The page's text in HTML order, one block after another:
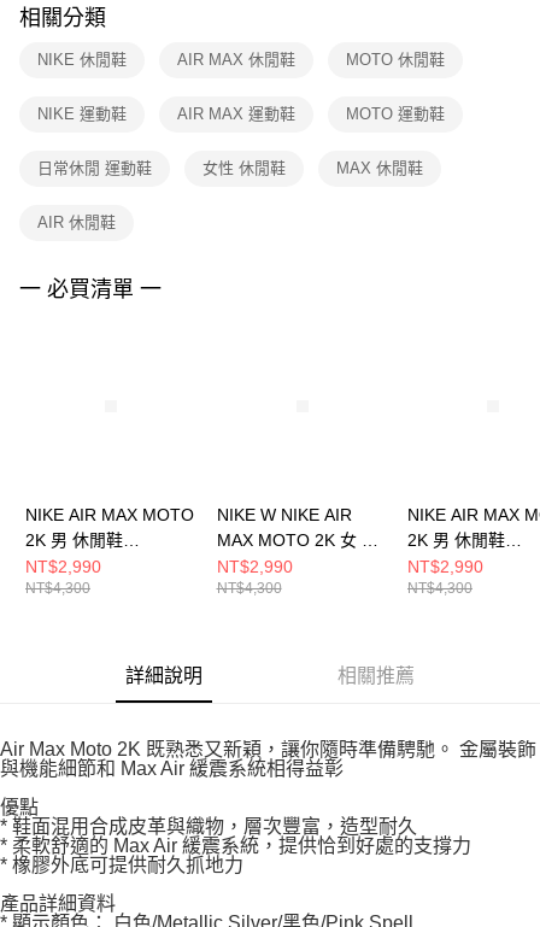
※ 交易是否成功請以「AFTEE先享後付 」之結帳頁面顯示為準，若有關於
是否繳費成功／繳費後需取消欲退款等相關疑問，請聯繫「AFTEE先享後付
客戶支援中心」
https://netprotections.freshdesk.com/support/home
１．透過由恩沛科技股份有限公司提供之「AFTEE先享後付」服務完成之交
權轉讓予恩沛科技股份有限公司。
３．未成年的使用者請事先徵得法定代理人或監護人之同意方可使用
４．使用「AFTEE先享後付」時，將依據個別帳號之用戶狀況，依本公司即
相關分類
NIKE 休閒鞋 AIR MAX 休閒鞋 MOTO 休閒鞋
NIKE 運動鞋 AIR MAX 運動鞋 MOTO 運動鞋
日常休閒 運動鞋 女性 休閒鞋 MAX 休閒鞋
AIR 休閒鞋
一 必買清單 一
NIKE AIR MAX MOTO
2K 男 休閒鞋
IQ7592010
NT$2,990
NT$4,300
NIKE W NIKE AIR
MAX MOTO 2K 女 休
閒鞋 IQ0365100
NT$2,990
NT$4,300
NIKE AIR MAX
2K 男 休閒鞋
IQ7592077
NT$2,990
NT$4,300
詳細說明 相關推薦
Air Max Moto 2K 既熟悉又新穎，讓你隨時準備騁馳。 金屬裝飾
與機能細節和 Max Air 緩震系統相得益彰
優點
* 鞋面混用合成皮革與織物，層次豐富，造型耐久
* 柔軟舒適的 Max Air 緩震系統，提供恰到好處的支撐力
* 橡膠外底可提供耐久抓地力
產品詳細資料
* 顯示顏色： 白色/Metallic Silver/黑色/Pink Spell